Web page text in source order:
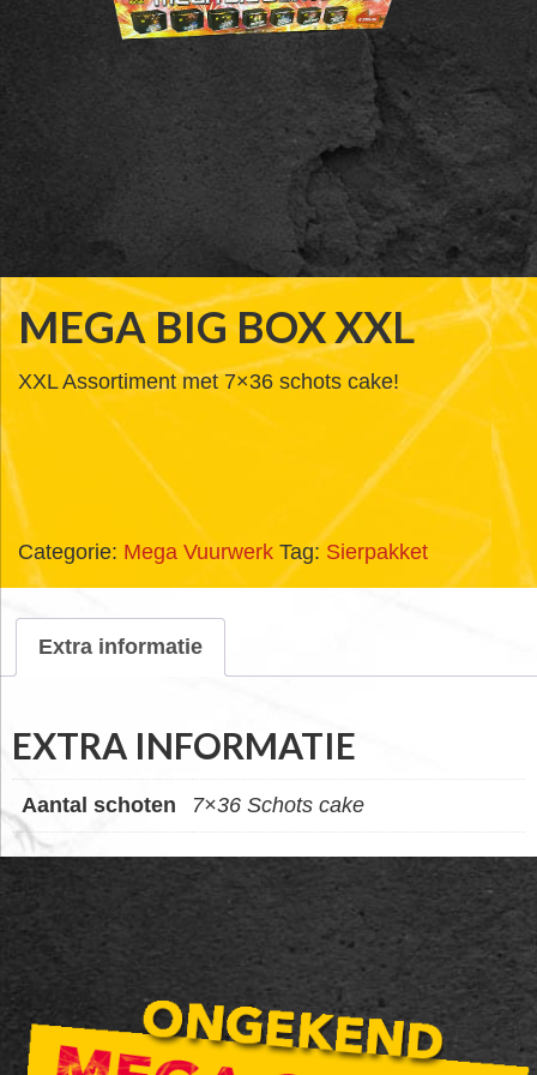
MEGA BIG BOX XXL
XXL Assortiment met 7×36 schots cake!
Categorie: Mega Vuurwerk Tag: Sierpakket
Extra informatie
EXTRA INFORMATIE
Aantal schoten 7×36 Schots cake
FOOTER
WIDGET
HEADER
SALE